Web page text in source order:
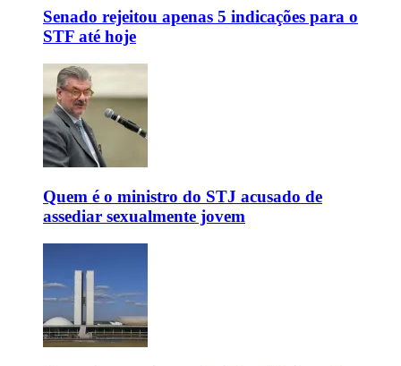
Senado rejeitou apenas 5 indicações para o
STF até hoje
Quem é o ministro do STJ acusado de
assediar sexualmente jovem